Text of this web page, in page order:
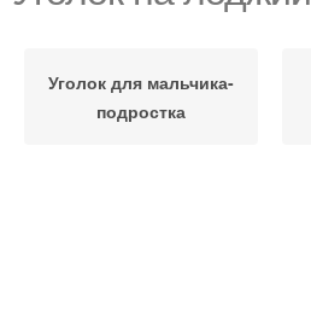
Уголок для мальчика-
подростка